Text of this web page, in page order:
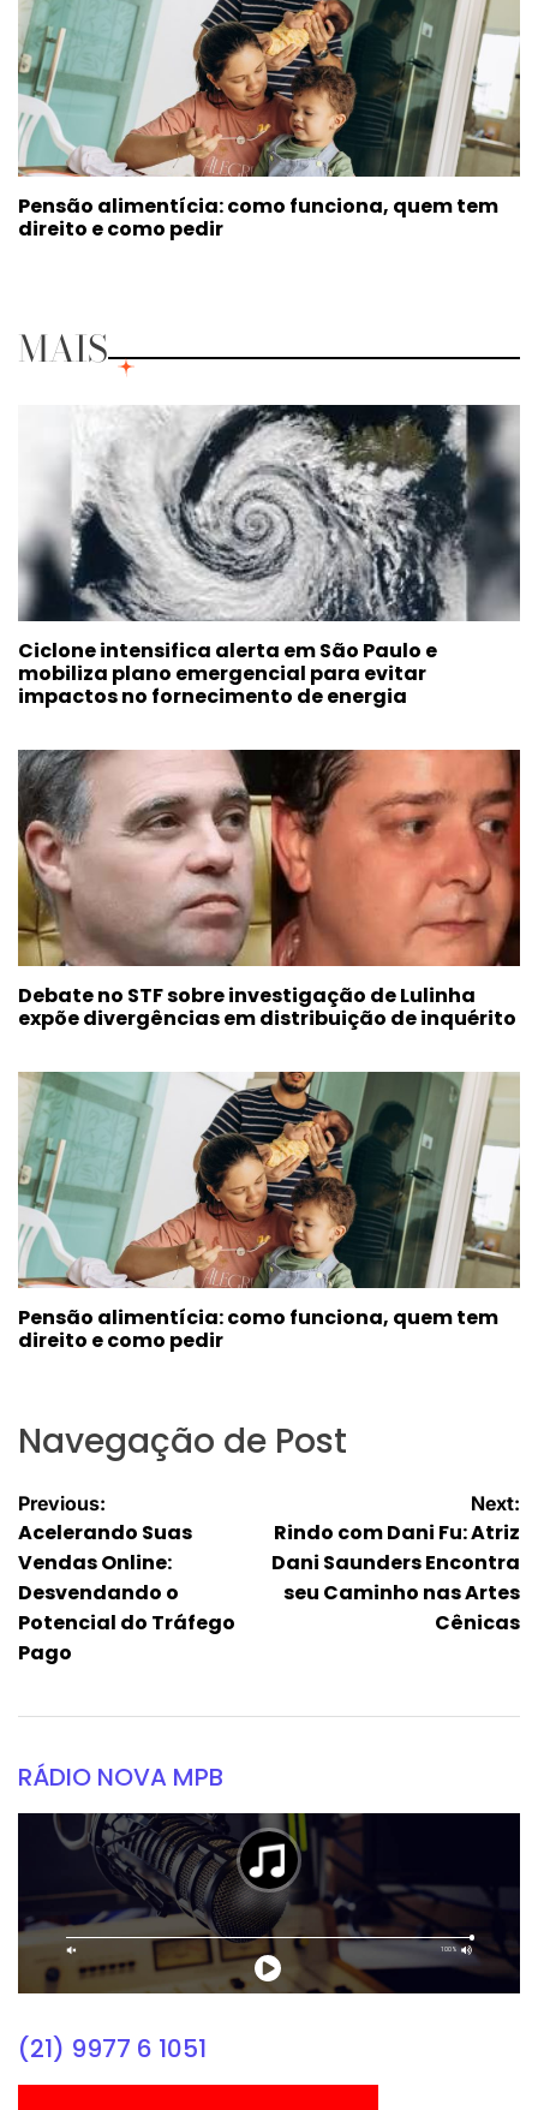
Pensão alimentícia: como funciona, quem tem
direito e como pedir
MAIS
Ciclone intensifica alerta em São Paulo e
mobiliza plano emergencial para evitar
impactos no fornecimento de energia
Debate no STF sobre investigação de Lulinha
expõe divergências em distribuição de inquérito
Pensão alimentícia: como funciona, quem tem
direito e como pedir
Navegação de Post
Previous:
Acelerando Suas
Vendas Online:
Desvendando o
Potencial do Tráfego
Pago
Next:
Rindo com Dani Fu: Atriz
Dani Saunders Encontra
seu Caminho nas Artes
Cênicas
RÁDIO NOVA MPB
(21) 9977 6 1051